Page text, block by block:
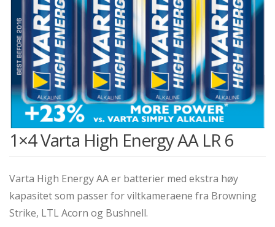
1×4 Varta High Energy AA LR 6
Varta High Energy AA er batterier med ekstra høy
kapasitet som passer for viltkameraene fra Browning
Strike, LTL Acorn og Bushnell.